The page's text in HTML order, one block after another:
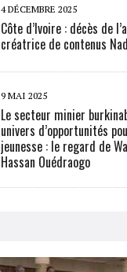
4 DÉCEMBRE 2025
Côte d’Ivoire : décès de
créatrice de contenus
9 MAI 2025
Le secteur minier
univers d’opportunités
jeunesse : le regard de
Hassan Ouédraogo